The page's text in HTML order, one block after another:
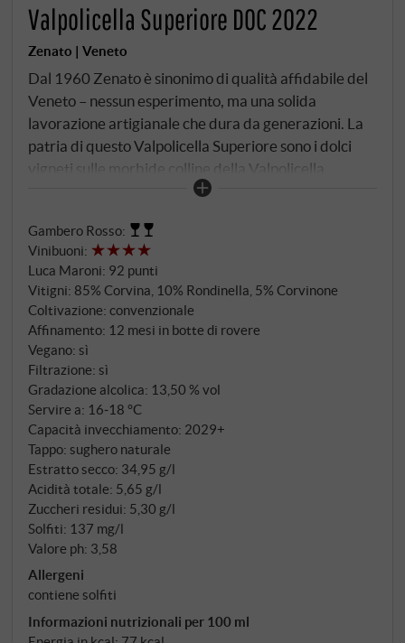
Valpolicella Superiore DOC 2022
Zenato | Veneto
Dal 1960 Zenato è sinonimo di qualità affidabile del
Veneto – nessun esperimento, ma una solida
lavorazione artigianale che dura da generazioni. La
patria di questo Valpolicella Superiore sono i dolci
vigneti sulle morbide colline della Valpolicella
Classica, nel cuore di Sant'Ambrogio. La Corvina
integrata da Rondinella e Corvinone provenienti dai
35 ettari di vigneti di proprietà. Le uve vengono
raccolte a mano in ottobre, diraspate e macerate in
acciaio per dieci giorni prima che il vino maturi per
dodici mesi in grandi botti di rovere.
Gambero Rosso:
Vinibuoni:
Luca Maroni: 92 punti
Vitigni: 85% Corvina, 10% Rondinella, 5% Corvinone
Coltivazione: convenzionale
Affinamento: 12 mesi in botte di rovere
Vegano: sì
Filtrazione: sì
Gradazione alcolica: 13,50 % vol
Servire a: 16‑18 °C
Capacità invecchiamento: 2029+
Tappo: sughero naturale
Estratto secco: 34,95 g/l
Acidità totale: 5,65 g/l
Zuccheri residui: 5,30 g/l
Solfiti: 137 mg/l
Valore ph: 3,58
Allergeni
contiene solfiti
Informazioni nutrizionali per 100 ml